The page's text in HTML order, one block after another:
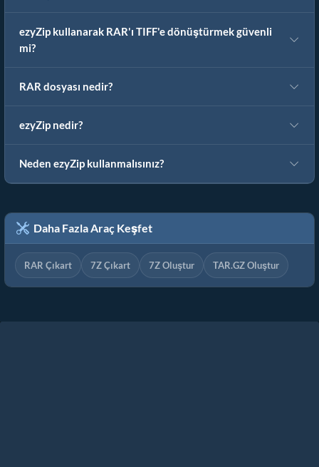
ezyZip kullanarak RAR'ı TIFF'e dönüştürmek güvenli
mi?
RAR dosyası nedir?
ezyZip nedir?
Neden ezyZip kullanmalısınız?
Daha Fazla Araç Keşfet
RAR Çıkart 7Z Çıkart 7Z Oluştur TAR.GZ Oluştur